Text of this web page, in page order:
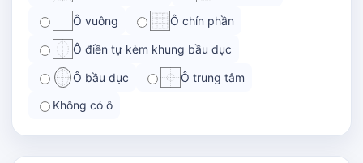
Ô vuông Ô chín phần
Ô điền tự kèm khung bầu dục
Ô bầu dục Ô trung tâm
Không có ô